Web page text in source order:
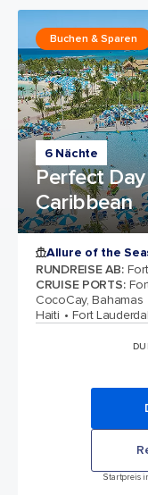
6 Nächte
Perfect
Caribbean
Buchen & Sparen
Allure of the
RUNDREISE AB:
CRUISE PORTS:
CocoCay, Bahamas
Haiti
Fort
Startpreis